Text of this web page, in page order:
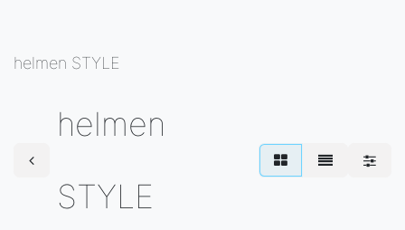
helmen STYLE
helmen
STYLE